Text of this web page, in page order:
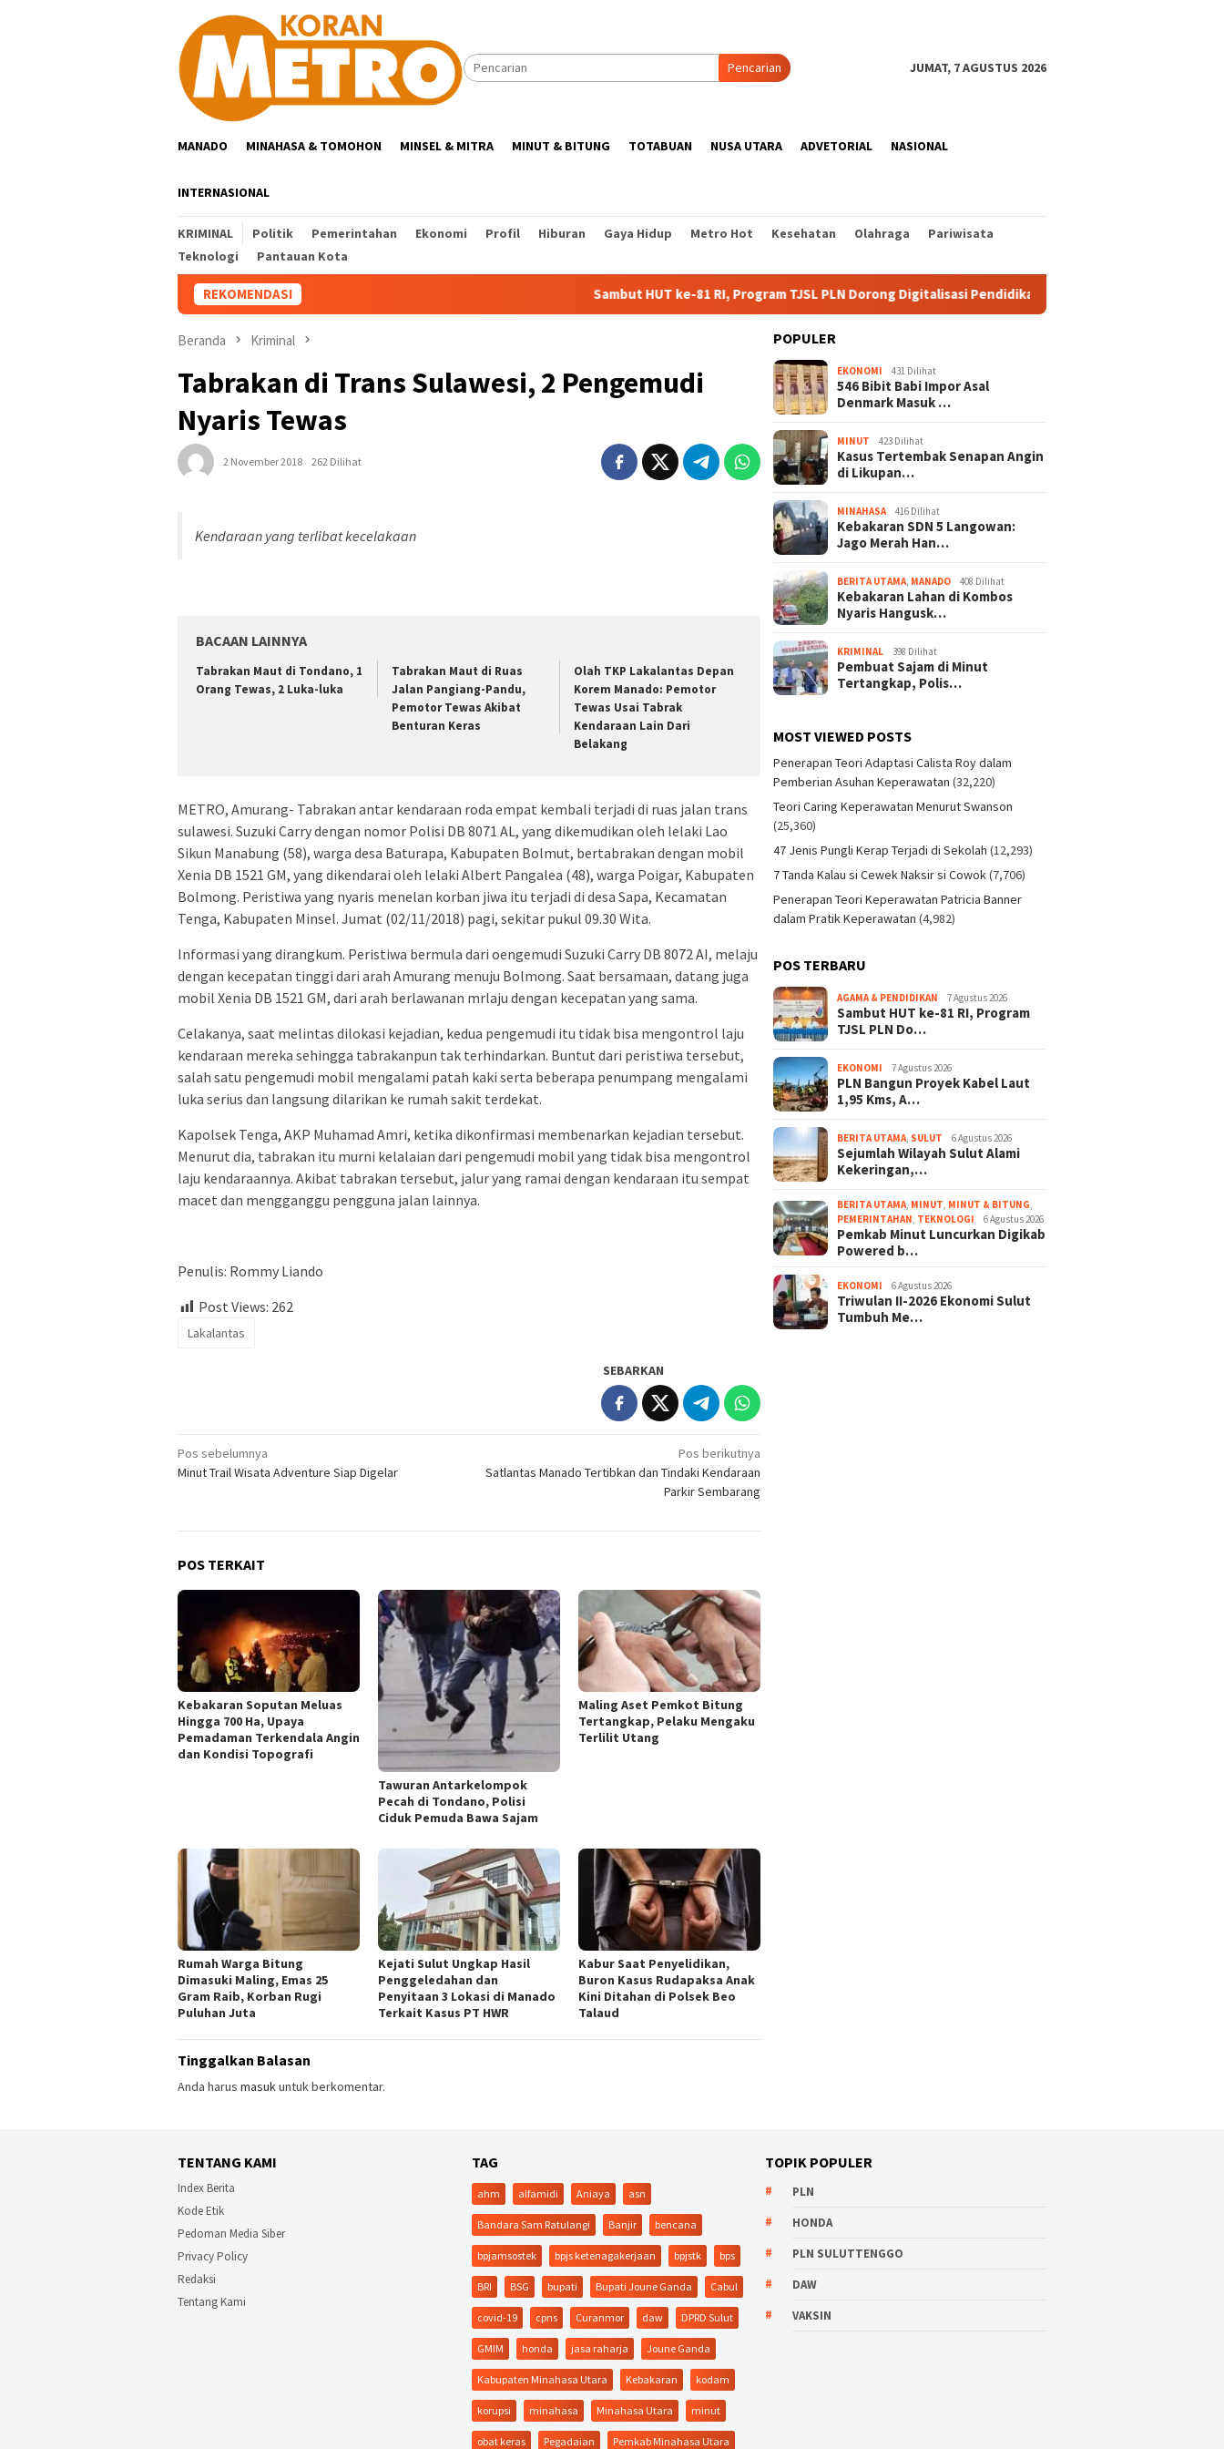
Pencarian
JUMAT, 7 AGUSTUS 2026
MANADO MINAHASA & TOMOHON MINSEL & MITRA MINUT & BITUNG TOTABUAN NUSA UTARA ADVETORIAL NASIONAL
INTERNASIONAL
KRIMINAL Politik Pemerintahan Ekonomi Profil Hiburan Gaya Hidup Metro Hot Kesehatan Olahraga
Pariwisata
Teknologi
Pantauan Kota
REKOMENDASI Sambut HUT ke-81 RI, Program TJSL PLN Dorong Digitalisasi Pendidikan SMPN 1 Palu
Beranda Kriminal
Tabrakan di Trans Sulawesi, 2 Pengemudi
Nyaris Tewas
2 November 2018 262 Dilihat
Kendaraan yang terlibat kecelakaan
BACAAN LAINNYA
Tabrakan Maut di Tondano, 1
Orang Tewas, 2 Luka-luka
Tabrakan Maut di Ruas
Jalan Pangiang-Pandu,
Pemotor Tewas Akibat
Benturan Keras
Olah TKP Lakalantas Depan
Korem Manado: Pemotor
Tewas Usai Tabrak
Kendaraan Lain Dari
Belakang
METRO, Amurang- Tabrakan antar kendaraan roda empat kembali terjadi di ruas jalan trans
sulawesi. Suzuki Carry dengan nomor Polisi DB 8071 AL, yang dikemudikan oleh lelaki Lao
Sikun Manabung (58), warga desa Baturapa, Kabupaten Bolmut, bertabrakan dengan mobil
Xenia DB 1521 GM, yang dikendarai oleh lelaki Albert Pangalea (48), warga Poigar, Kabupaten
Bolmong. Peristiwa yang nyaris menelan korban jiwa itu terjadi di desa Sapa, Kecamatan
Tenga, Kabupaten Minsel. Jumat (02/11/2018) pagi, sekitar pukul 09.30 Wita.
Informasi yang dirangkum. Peristiwa bermula dari oengemudi Suzuki Carry DB 8072 AI, melaju
dengan kecepatan tinggi dari arah Amurang menuju Bolmong. Saat bersamaan, datang juga
mobil Xenia DB 1521 GM, dari arah berlawanan mrlaju dengan kecepatan yang sama.
Celakanya, saat melintas dilokasi kejadian, kedua pengemudi itu tidak bisa mengontrol laju
kendaraan mereka sehingga tabrakanpun tak terhindarkan. Buntut dari peristiwa tersebut,
salah satu pengemudi mobil mengalami patah kaki serta beberapa penumpang mengalami
luka serius dan langsung dilarikan ke rumah sakit terdekat.
Kapolsek Tenga, AKP Muhamad Amri, ketika dikonfirmasi membenarkan kejadian tersebut.
Menurut dia, tabrakan itu murni kelalaian dari pengemudi mobil yang tidak bisa mengontrol
laju kendaraannya. Akibat tabrakan tersebut, jalur yang ramai dengan kendaraan itu sempat
macet dan mengganggu pengguna jalan lainnya.
Penulis: Rommy Liando
Post Views: 262
Lakalantas
SEBARKAN
Navigasi
pos
Pos sebelumnya
Minut Trail Wisata Adventure Siap Digelar
Pos berikutnya
Satlantas Manado Tertibkan dan Tindaki Kendaraan
Parkir Sembarang
POS TERKAIT
Kebakaran Soputan Meluas
Hingga 700 Ha, Upaya
Pemadaman Terkendala Angin
dan Kondisi Topografi
Tawuran Antarkelompok
Pecah di Tondano, Polisi
Ciduk Pemuda Bawa Sajam
Maling Aset Pemkot Bitung
Tertangkap, Pelaku Mengaku
Terlilit Utang
Rumah Warga Bitung
Dimasuki Maling, Emas 25
Gram Raib, Korban Rugi
Puluhan Juta
Kejati Sulut Ungkap Hasil
Penggeledahan dan
Penyitaan 3 Lokasi di Manado
Terkait Kasus PT HWR
Kabur Saat Penyelidikan,
Buron Kasus Rudapaksa Anak
Kini Ditahan di Polsek Beo
Talaud
Tinggalkan Balasan
Anda harus masukuntuk berkomentar.
POPULER
EKONOMI 431 Dilihat
546 Bibit Babi Impor Asal
Denmark Masuk …
MINUT 423 Dilihat
Kasus Tertembak Senapan Angin
di Likupan…
MINAHASA 416 Dilihat
Kebakaran SDN 5 Langowan:
Jago Merah Han…
BERITA UTAMA, MANADO 408 Dilihat
Kebakaran Lahan di Kombos
Nyaris Hangusk…
KRIMINAL 398 Dilihat
Pembuat Sajam di Minut
Tertangkap, Polis…
MOST VIEWED POSTS
Penerapan Teori Adaptasi Calista Roy dalam
Pemberian Asuhan Keperawatan (32,220)
Teori Caring Keperawatan Menurut Swanson
(25,360)
47 Jenis Pungli Kerap Terjadi di Sekolah (12,293)
7 Tanda Kalau si Cewek Naksir si Cowok(7,706)
Penerapan Teori Keperawatan Patricia Banner
dalam Pratik Keperawatan (4,982)
POS TERBARU
AGAMA & PENDIDIKAN 7 Agustus 2026
Sambut HUT ke-81 RI, Program
TJSL PLN Do…
EKONOMI 7 Agustus 2026
PLN Bangun Proyek Kabel Laut
1,95 Kms, A…
BERITA UTAMA, SULUT 6 Agustus 2026
Sejumlah Wilayah Sulut Alami
Kekeringan,…
BERITA UTAMA, MINUT, MINUT & BITUNG,
PEMERINTAHAN, TEKNOLOGI 6 Agustus 2026
Pemkab Minut Luncurkan Digikab
Powered b…
EKONOMI 6 Agustus 2026
Triwulan II-2026 Ekonomi Sulut
Tumbuh Me…
TENTANG KAMI
Index Berita
Kode Etik
Pedoman Media Siber
Privacy Policy
Redaksi
Tentang Kami
TAG
ahm alfamidi Aniaya asn
Bandara Sam Ratulangi Banjir bencana
bpjamsostek bpjs ketenagakerjaan bpjstk bps
BRI BSG bupati Bupati Joune Ganda Cabul
covid-19 cpns Curanmor daw DPRD Sulut
GMIM honda jasa raharja Joune Ganda
Kabupaten Minahasa Utara Kebakaran kodam
korupsi minahasa Minahasa Utara minut
obat keras Pegadaian Pemkab Minahasa Utara
TOPIK POPULER
PLN
HONDA
PLN SULUTTENGGO
DAW
VAKSIN